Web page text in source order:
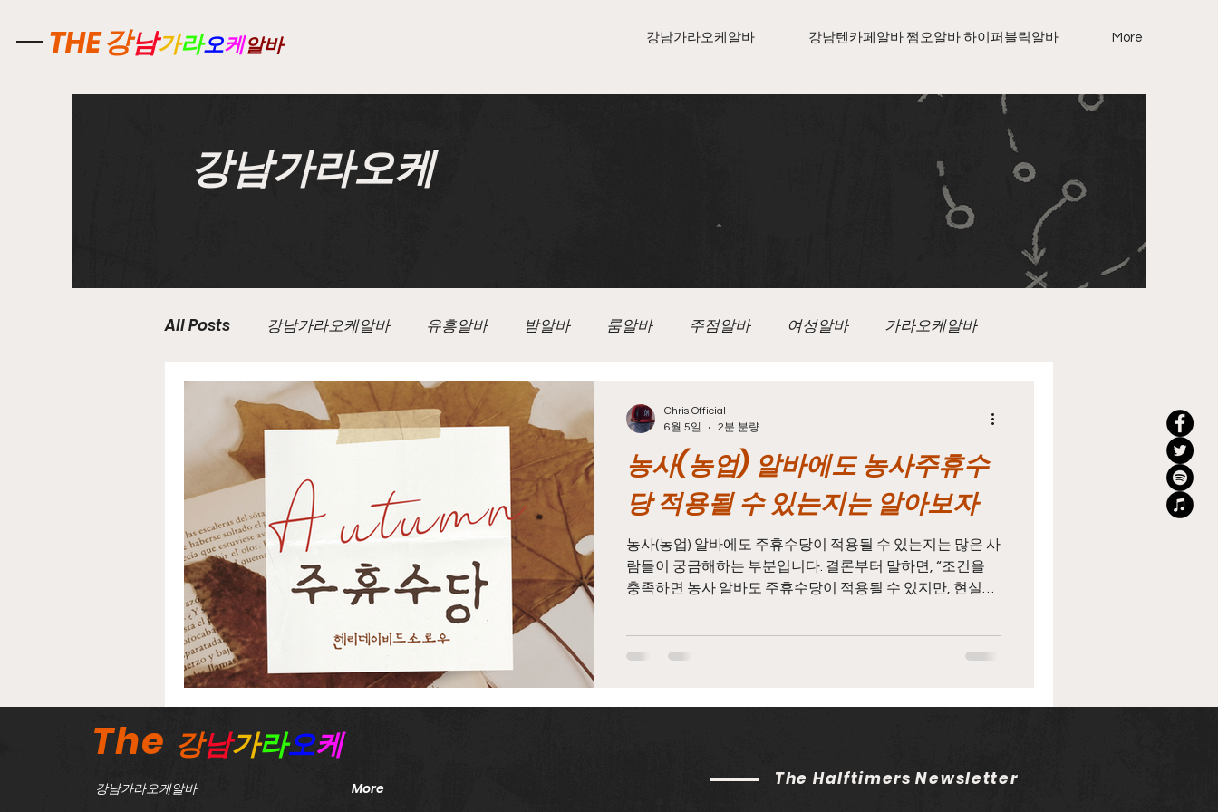
강남가라오케알바
THE 강남가라오케알바 강남텐카페알바 쩜오알바 하이퍼블릭알바 More
강남가라오케
All Posts 강남가라오케알바 유흥알바 밤알바 룸알바 주점알바 여성알바 가라오케알바
유흥업소알바 노래주점알바 텐카페알바
노래방보도이야기 마사지알바 마사지구인 태국마사지 태국마사지알바
태국마사지구인 스웨디시알바 스웨디시구인 스웨디시 스웨디시마사지 농업주휴수당
농사주휴수당 농업알바주휴수당
농사(농업) 알바에도 농사주휴수
당 적용될 수 있는지는 알아보자
농사(농업) 알바에도 주휴수당이 적용될 수 있는지는 많은 사
람들이 궁금해하는 부분입니다. 결론부터 말하면, “조건을
충족하면 농사 알바도 주휴수당이 적용될 수 있지만, 현실에
는 케이스에 따라 다르게 운영되는 경우가 많습니다. 주휴수
있는 제도입니다. 이 기준은 업종과 관계없이 적용됩니다.
Chris Official
6월 5일
2분 분량
The 강남가라오케
강남가라오케알바 More The Halftimers Newsletter